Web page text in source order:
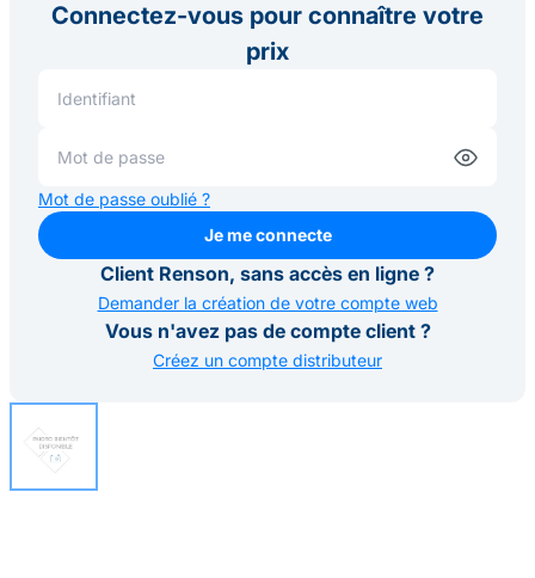
Connectez-vous pour connaître votre
prix
Mot de passe oublié ?
Je me connecte
Je me connecte
Client Renson, sans accès en ligne ?
Demander la création de votre compte web
Vous n'avez pas de compte client ?
Créez un compte distributeur